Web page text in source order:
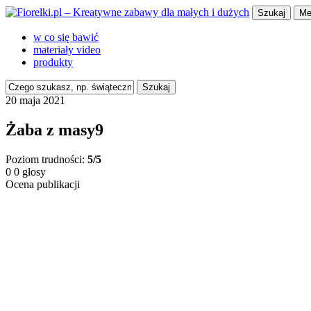
Szukaj
w co się bawić
materiały video
produkty
Szukaj
20 maja 2021
Żaba z masy9
Poziom trudności: 5/5
0 0 głosy
Ocena publikacji